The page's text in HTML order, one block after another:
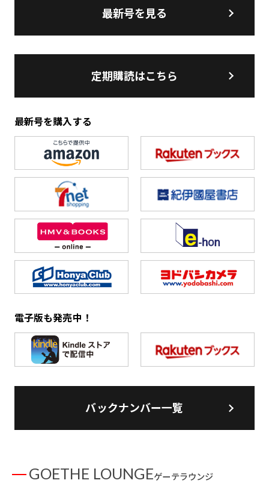
最新号を見る
定期購読はこちら
最新号を購入する
電子版も発売中！
バックナンバー一覧
GOETHE LOUNGEゲーテラウンジ